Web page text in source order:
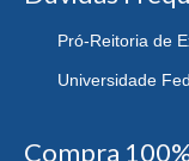
Pró-Reitoria de
Universidade
Compra